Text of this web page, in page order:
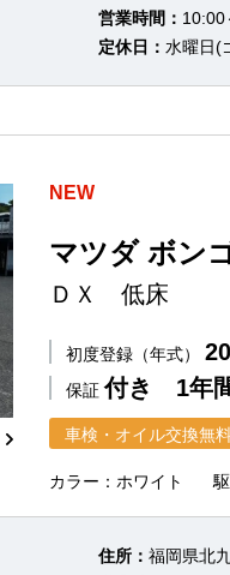
営業時間： 10:00
定休日： 水曜日(
NEW
マツダ ボン
ＤＸ 低床
初度登録（年式）
保証付き 1年
車検・オイル交換無
カラー：ホワイト
住所： 福岡県北